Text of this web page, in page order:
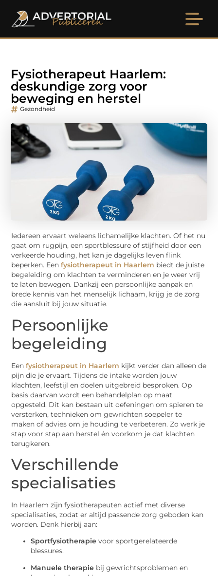
Fysiotherapeut Haarlem:
deskundige zorg voor
beweging en herstel
Gezondheid
Iedereen ervaart weleens lichamelijke klachten. Of het nu
gaat om rugpijn, een sportblessure of stijfheid door een
verkeerde houding, het kan je dagelijks leven flink
beperken. Eenfysiotherapeut in Haarlem biedt de juiste
begeleiding om klachten te verminderen en je weer vrij
te laten bewegen. Dankzij een persoonlijke aanpak en
brede kennis van het menselijk lichaam, krijg je de zorg
die aansluit bij jouw situatie.
Persoonlijke
begeleiding
Eenfysiotherapeut in Haarlem kijkt verder dan alleen de
pijn die je ervaart. Tijdens de intake worden jouw
klachten, leefstijl en doelen uitgebreid besproken. Op
basis daarvan wordt een behandelplan op maat
opgesteld. Dit kan bestaan uit oefeningen om spieren te
versterken, technieken om gewrichten soepeler te
maken of advies om je houding te verbeteren. Zo werk je
stap voor stap aan herstel én voorkom je dat klachten
terugkeren.
Verschillende
specialisaties
In Haarlem zijn fysiotherapeuten actief met diverse
specialisaties, zodat er altijd passende zorg geboden kan
worden. Denk hierbij aan:
Sportfysiotherapie voor sportgerelateerde
blessures.
Manuele therapie bij gewrichtsproblemen en